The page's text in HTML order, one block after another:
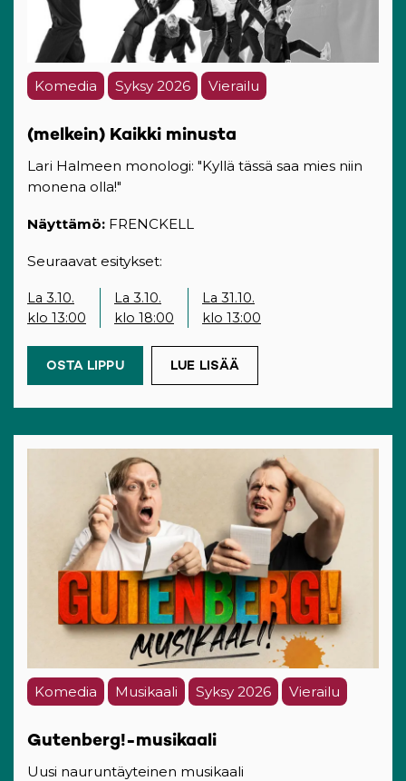
Komedia Syksy 2026 Vierailu
(melkein) Kaikki minusta
Lari Halmeen monologi: "Kyllä tässä saa mies niin
monena olla!"
Näyttämö: FRENCKELL
Seuraavat esitykset:
La 3.10.
klo 13:00
La 3.10.
klo 18:00
La 31.10.
klo 13:00
OSTA LIPPU(OPENS IN A NEW TAB)
LUE LISÄÄ
Komedia Musikaali Syksy 2026 Vierailu
Gutenberg!-musikaali
Uusi nauruntäyteinen musikaali